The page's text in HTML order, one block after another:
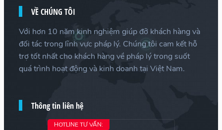
VỀ CHÚNG TÔI
Với hơn 10 năm kinh nghiệm giúp đỡ khách hàng và
đối tác trong lĩnh vực pháp lý. Chúng tôi cam kết hỗ
trợ tốt nhất cho khách hàng về pháp lý trong suốt
quá trình hoạt động và kinh doanh tại Việt Nam.
Thông tin liên hệ
HOTLINE TƯ VẤN: